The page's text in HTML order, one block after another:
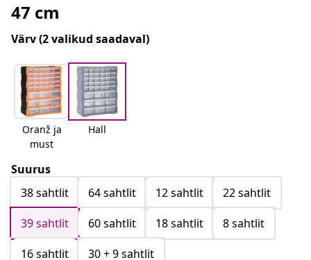
47 cm
Värv(2 valikud saadaval)
Oranž ja
must
Hall
Suurus
38 sahtlit
64 sahtlit 12 sahtlit
22 sahtlit
39 sahtlit
60 sahtlit 18 sahtlit
8 sahtlit
16 sahtlit
30 + 9 sahtlit